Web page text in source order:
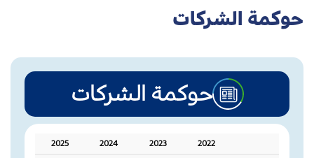
حوكمة الشركات
حوكمة الشركات
2022
2023
2024
2025